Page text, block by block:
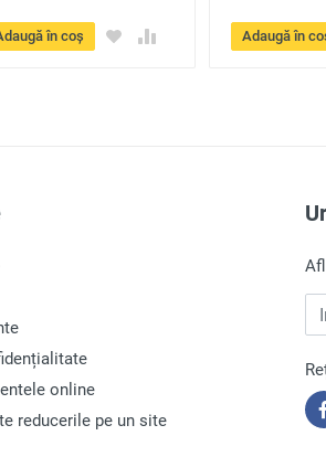
în coș Adaugă în
online
reducerile pe un site